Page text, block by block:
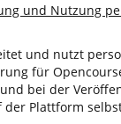
und Nutzung
und nutzt
für
bei der
Plattform